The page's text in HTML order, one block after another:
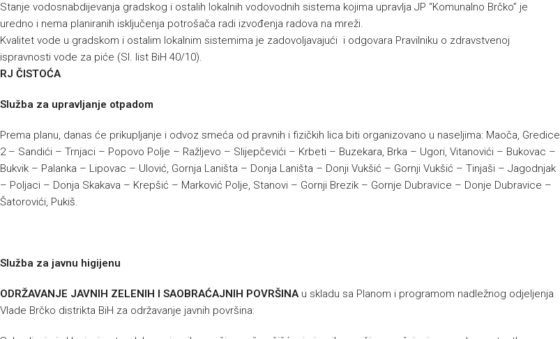
Stanje vodosnabdijevanja gradskog i ostalih lokalnih vodovodnih sistema kojima upravlja JP “Komunalno Brčko” je
uredno i nema planiranih isključenja potrošača radi izvođenja radova na mreži.
Kvalitet vode u gradskom i ostalim lokalnim sistemima je zadovoljavajući i odgovara Pravilniku o zdravstvenoj
ispravnosti vode za piće (Sl. list BiH 40/10).
RJ ČISTOĆA
Služba za upravljanje otpadom
Prema planu, danas će prikupljanje i odvoz smeća od pravnih i fizičkih lica biti organizovano u naseljima: Maoča, Gredice
2 – Sandići – Trnjaci – Popovo Polje – Ražljevo – Slijepčevići – Krbeti – Buzekara, Brka – Ugori, Vitanovići – Bukovac –
Bukvik – Palanka – Lipovac – Ulović, Gornja Laništa – Donja Laništa – Donji Vukšić – Gornji Vukšić – Tinjaši – Jagodnjak
– Poljaci – Donja Skakava – Krepšić – Marković Polje, Stanovi – Gornji Brezik – Gornje Dubravice – Donje Dubravice –
Šatorovići, Pukiš.
Služba za javnu higijenu
ODRŽAVANJE JAVNIH ZELENIH I SAOBRAĆAJNIH POVRŠINAu skladu sa Planom i programom nadležnog odjeljenja
Vlade Brčko distrikta BiH za održavanje javnih površina: